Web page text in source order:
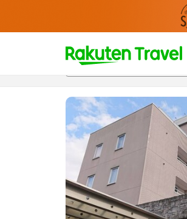
t
p
a
e
_
r
c
h
概覽房間及住宿方案 評價設施